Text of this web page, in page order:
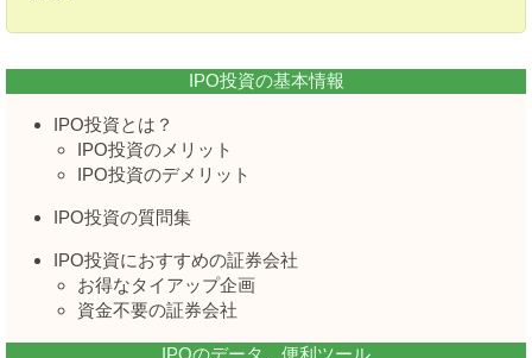
IPO投資の基本情報
IPO投資とは？
IPO投資のメリット
IPO投資のデメリット
IPO投資の質問集
IPO投資におすすめの証券会社
お得なタイアップ企画
資金不要の証券会社
IPOのデータ、便利ツール